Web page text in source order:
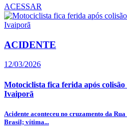
ACESSAR
ACIDENTE
12/03/2026
Motociclista fica ferida após
Ivaiporã
Acidente aconteceu no cruzamento da
Brasil; vítima...